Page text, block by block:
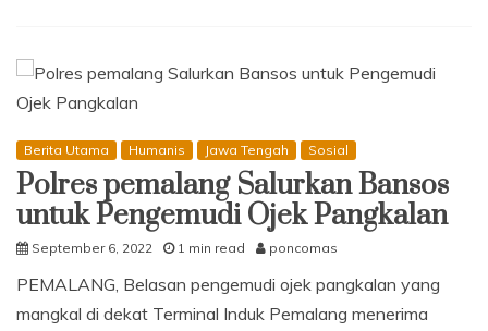
Masker
Wisatawan
Menikmati
Liburan
Aman
dari
19
di
Berita Utama Humanis Jawa Tengah Sosial
Polres pemalang Salurkan Bansos
untuk Pengemudi Ojek Pangkalan
September 6, 2022 1 min read poncomas
PEMALANG, Belasan pengemudi ojek pangkalan yang
mangkal di dekat Terminal Induk Pemalang menerima